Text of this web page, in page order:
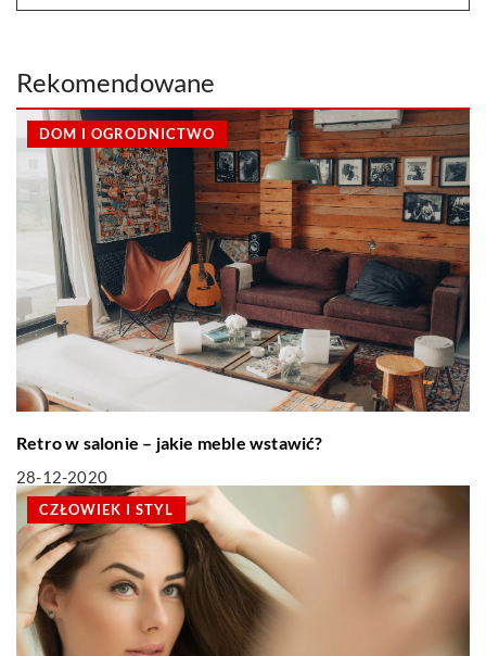
Rekomendowane
DOM I OGRODNICTWO
Retro w salonie – jakie meble wstawić?
28-12-2020
CZŁOWIEK I STYL